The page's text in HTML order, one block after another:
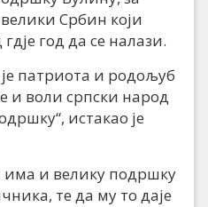
велики Србин који
год да се налази.
патриота и родољуб
и воли српски народ
истакао је
има и велику подршку
те да му то даје